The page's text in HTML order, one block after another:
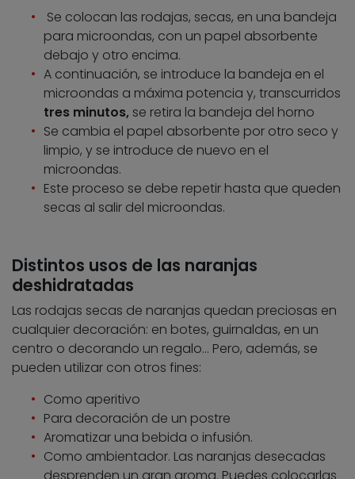
Se colocan las rodajas, secas, en una bandeja
para microondas, con un papel absorbente
debajo y otro encima.
A continuación, se introduce la bandeja en el
microondas a máxima potencia y, transcurridos
tres minutos, se retira la bandeja del horno
Se cambia el papel absorbente por otro seco y
limpio, y se introduce de nuevo en el
microondas.
Este proceso se debe repetir hasta que queden
secas al salir del microondas.
Distintos usos de las naranjas
deshidratadas
Las rodajas secas de naranjas quedan preciosas en
cualquier decoración: en botes, guirnaldas, en un
centro o decorando un regalo… Pero, además, se
pueden utilizar con otros fines:
Como aperitivo
Para decoración de un postre
Aromatizar una bebida o infusión.
Como ambientador. Las naranjas desecadas